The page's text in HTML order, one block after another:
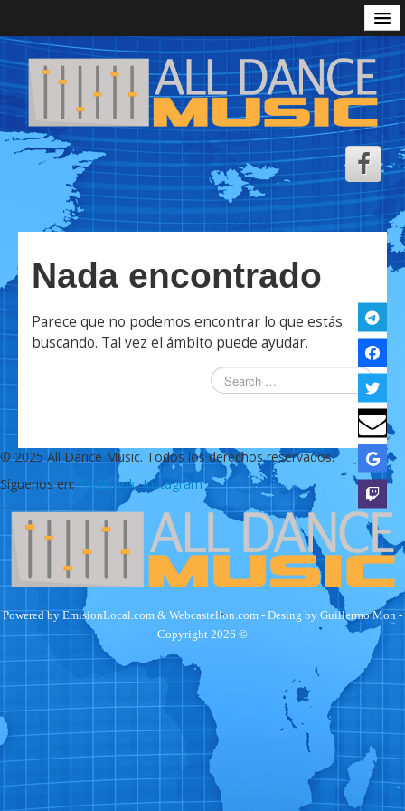
Podcast All Dance Music
Zona Descarga ADM
Sesiones
Radio
Emisoras de Radio
Video Show
Aviso Legal
Política de Cookies
Nada encontrado
Parece que no podemos encontrar lo que estás
buscando. Tal vez el ámbito puede ayudar.
© 2025 All Dance Music. Todos los derechos reservados.
Síguenos en:Facebook,Instagram
Powered by EmisionLocal.com & Webcastellon.com - Desing by Guillermo Mon-
Copyright 2026 ©